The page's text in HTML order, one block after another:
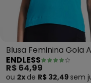
Blusa Feminina Gola
(Azul)
ENDLESS
R$ 64,99
ou 2x de R$ 32,49 sem